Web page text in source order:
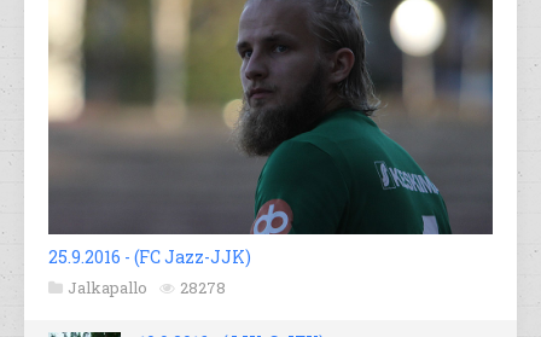
25.9.2016 - (FC Jazz-JJK)
Jalkapallo 28278